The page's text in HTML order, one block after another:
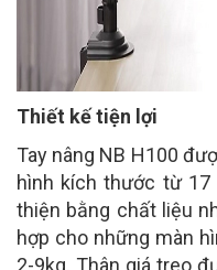
Thiết kế tiện lợi
Tay nâng NB H100
hình kích thước từ
thiện bằng chất liệu
hợp cho những màn
2-9kg. Thân giá treo